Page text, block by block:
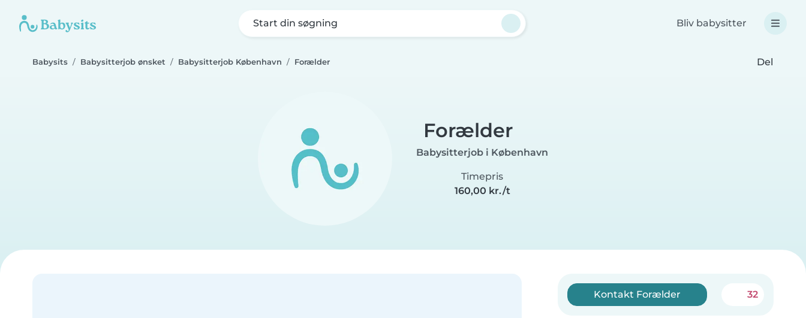
Start din søgning Bliv babysitter
Babysits Babysitterjob ønsket Babysitterjob København Forælder Del
Forælder
Babysitterjob i København
Timepris
160,00 kr./t
Kontakt Forælder 32